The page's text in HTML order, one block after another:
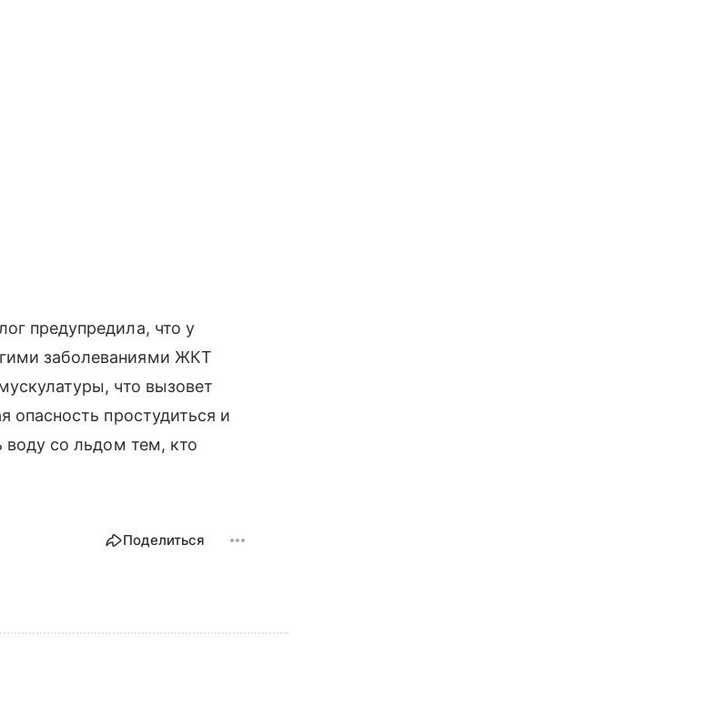
предупредила, что у
заболеваниями ЖКТ
что вызовет
опасность простудиться и
воду со льдом тем, кто
Поделиться